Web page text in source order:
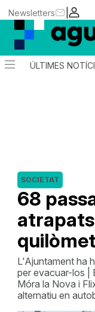
|
Newsletters
ÚLTIMES
68
SOCIETAT
L'Ajuntament ha
per evacuar-los |
Móra la Nova i
alternatiu en